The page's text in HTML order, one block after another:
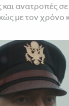
ανατροπές σε
με τον χρόνο